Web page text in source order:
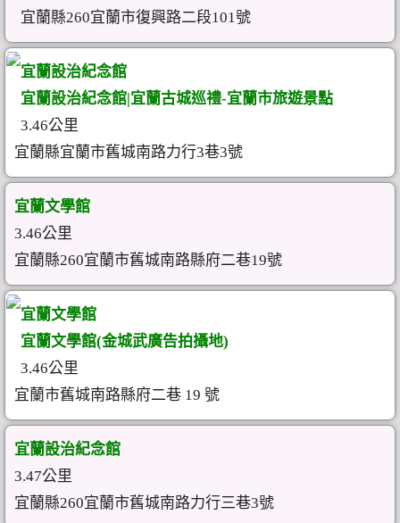
宜蘭縣260宜蘭市復興路二段101號
宜蘭設治紀念館
宜蘭設治紀念館|宜蘭古城巡禮-宜蘭市旅遊景點
3.46公里
宜蘭縣宜蘭市舊城南路力行3巷3號
宜蘭文學館
3.46公里
宜蘭縣260宜蘭市舊城南路縣府二巷19號
宜蘭文學館
宜蘭文學館(金城武廣告拍攝地)
3.46公里
宜蘭市舊城南路縣府二巷 19 號
宜蘭設治紀念館
3.47公里
宜蘭縣260宜蘭市舊城南路力行三巷3號